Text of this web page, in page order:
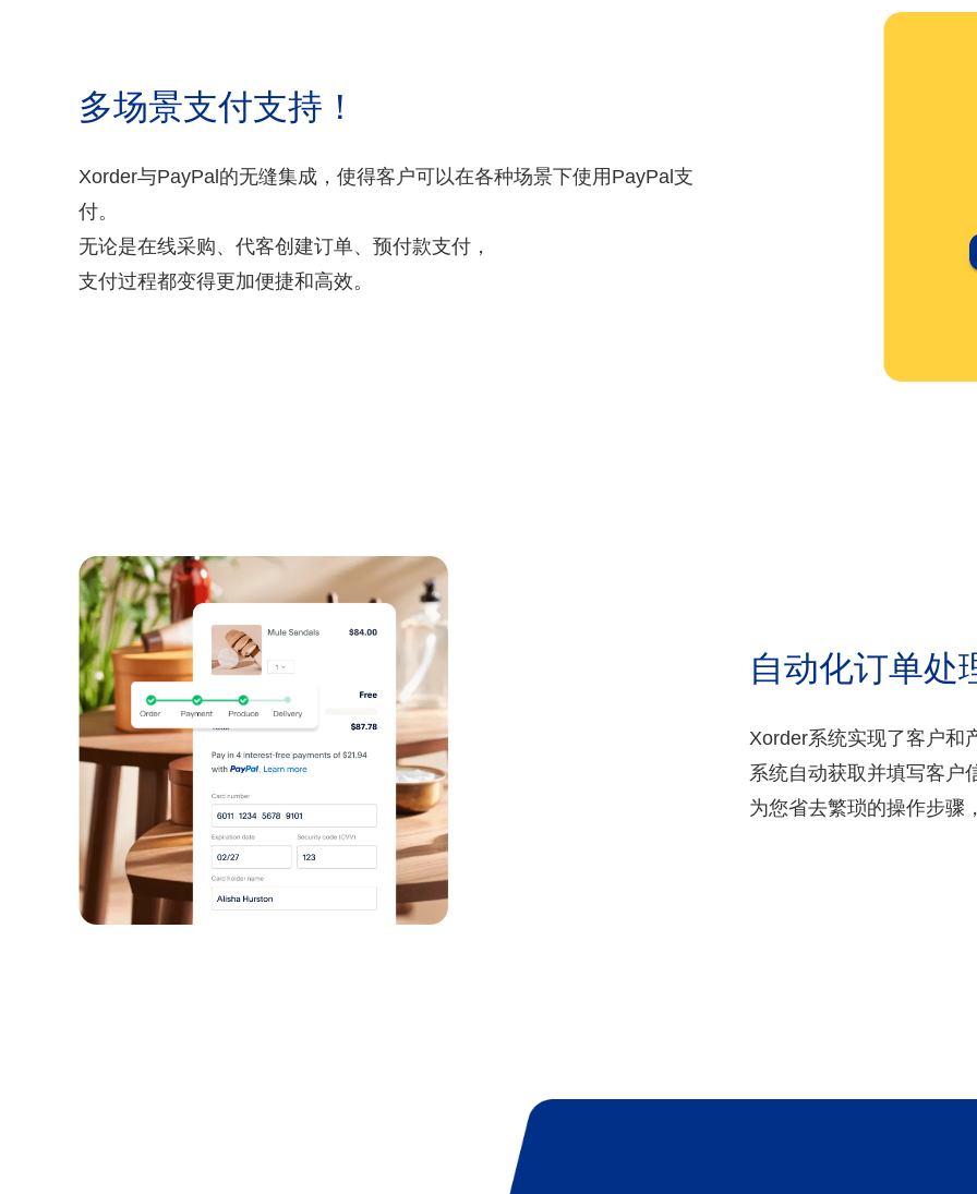
多场景支付支持！
Xorder与PayPal的无缝集成，使得客户可以在各种场景下使用PayPal支
付。
无论是在线采购、代客创建订单、预付款支付，
支付过程都变得更加便捷和高效。
自动化订单处
Xorder系统实现了客户和
系统自动获取并填写客户
为您省去繁琐的操作步骤